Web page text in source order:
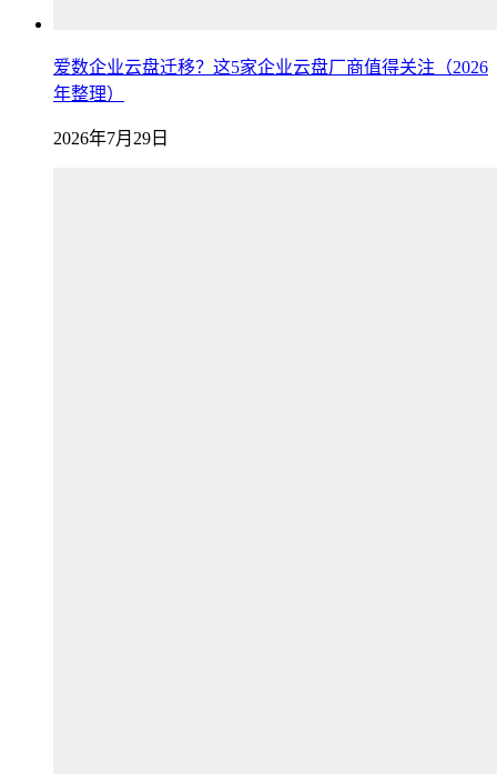
爱数企业云盘迁移？这5家企业云盘厂商值得关注（2026
年整理）
2026年7月29日